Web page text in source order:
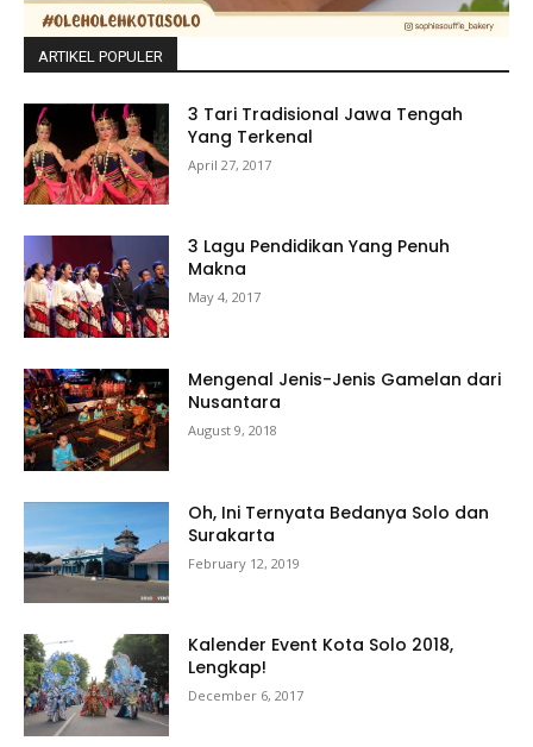
ARTIKEL POPULER
3 Tari Tradisional Jawa Tengah
Yang Terkenal
April 27, 2017
3 Lagu Pendidikan Yang Penuh
Makna
May 4, 2017
Mengenal Jenis-Jenis Gamelan dari
Nusantara
August 9, 2018
Oh, Ini Ternyata Bedanya Solo dan
Surakarta
February 12, 2019
Kalender Event Kota Solo 2018,
Lengkap!
December 6, 2017